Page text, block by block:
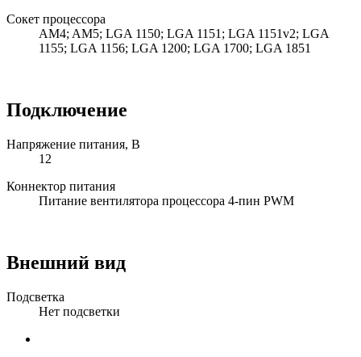
Сокет процессора
AM4; AM5; LGA 1150; LGA 1151; LGA 1151v2; LGA
1155; LGA 1156; LGA 1200; LGA 1700; LGA 1851
Подключение
Напряжение питания, В
12
Коннектор питания
Питание вентилятора процессора 4-пин PWM
Внешний вид
Подсветка
Нет подсветки